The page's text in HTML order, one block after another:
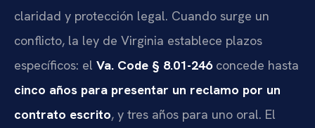
claridad y protección legal. Cuando surge un
conflicto, la ley de Virginia establece plazos
específicos: el Va. Code § 8.01-246concede hasta
cinco años para presentar un reclamo por un
contrato escrito, y tres años para uno oral. El